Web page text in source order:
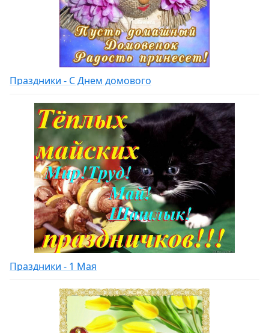
Праздники - С Днем домового
Праздники - 1 Мая